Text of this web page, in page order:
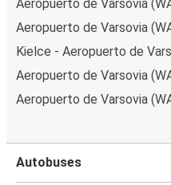
Aeropuerto de Varsovia
Aeropuerto de Varsovia
Kielce - Aeropuerto de
Aeropuerto de Varsovia
Aeropuerto de Varsovia
Autobuses